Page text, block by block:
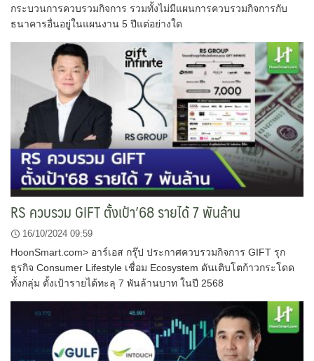
กระบวนการควบรวมกิจการ รวมทั้งไม่มีแผนการควบรวมกิจการกับ
ธนาคารอื่นอยู่ในแผนงาน 5 ปีแต่อย่างใด
RS ควบรวม GIFT ตั้งเป้า’68 รายได้ 7 พันล้าน
16/10/2024 09:59
HoonSmart.com> อาร์เอส กรุ๊ป ประกาศควบรวมกิจการ GIFT รุก
ธุรกิจ Consumer Lifestyle เชื่อม Ecosystem ดันเติบโตก้าวกระโดด
ทั้งกลุ่ม ตั้งเป้ารายได้ทะลุ 7 พันล้านบาท ในปี 2568